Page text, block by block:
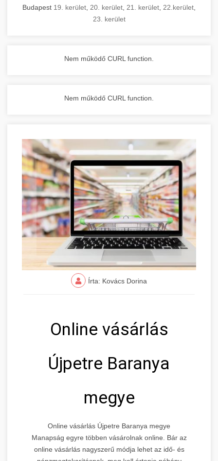
Budapest 19. kerület 20. kerület 21. kerület 22.kerület
23. kerület
Nem működő CURL function.
Nem működő CURL function.
Írta: Kovács Dorina
Online vásárlás
Újpetre Baranya
megye
Online vásárlás Újpetre Baranya megye
Manapság egyre többen vásárolnak online. Bár az
online vásárlás nagyszerű módja lehet az idő- és